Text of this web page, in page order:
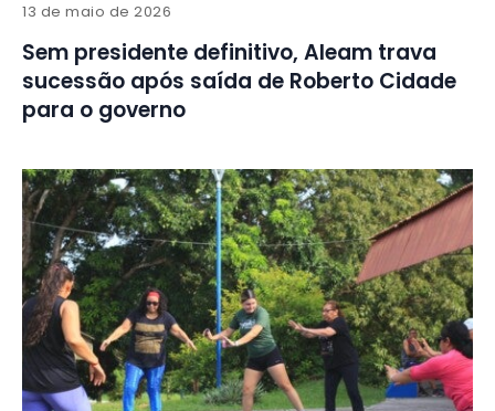
13 de maio de 2026
Sem presidente definitivo, Aleam trava
sucessão após saída de Roberto Cidade
para o governo